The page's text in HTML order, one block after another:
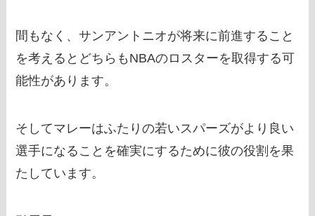
間もなく、サンアントニオが将来に前進すること
を考えるとどちらもNBAのロスターを取得する可
能性があります。
そしてマレーはふたりの若いスパーズがより良い
選手になることを確実にするために彼の役割を果
たしています。